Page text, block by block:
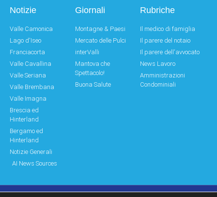
Notizie
Valle Camonica
Lago d'Iseo
Franciacorta
Valle Cavallina
Valle Seriana
Valle Brembana
Valle Imagna
Brescia ed
Hinterland
Bergamo ed
Hinterland
Notizie Generali
AI News Sources
Giornali
Montagne & Paesi
Mercato delle Pulci
interValli
Mantova che
Spettacolo!
Buona Salute
Rubriche
Il medico di famiglia
Il parere del notaio
Il parere dell'avvocato
News Lavoro
Amministrazioni
Condominiali